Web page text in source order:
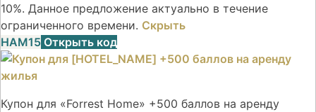
10%. Данное предложение актуально в течение
ограниченного времени. Скрыть
НАМ15 Открыть код
Купон для «Forrest Home» +500 баллов на аренду